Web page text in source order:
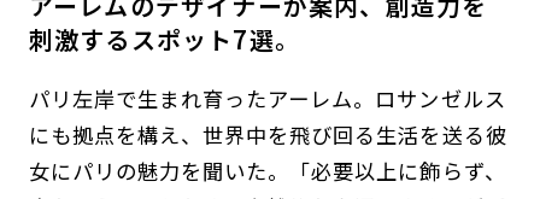
刺激するスポット7選。
パリ左岸で生まれ育ったアーレム。ロサンゼルス
にも拠点を構え、世界中を飛び回る生活を送る彼
女にパリの魅力を聞いた。「必要以上に飾らず、